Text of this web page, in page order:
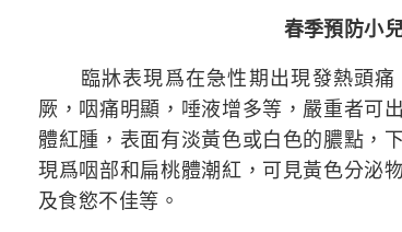
春季預防小
臨牀表現爲在急性期出現發熱頭痛
厥，咽痛明顯，唾液增多等，嚴重者可
體紅腫，表面有淡黃色或白色的膿點，
現爲咽部和扁桃體潮紅，可見黃色分泌
及食慾不佳等。